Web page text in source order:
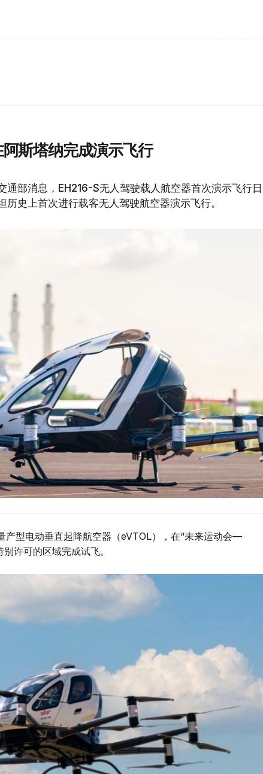
斯塔纳完成演示飞行
通部消息，EH216-S无人驾驶载人航空器首次演示飞行日
史上首次进行载客无人驾驶航空器演示飞行。
产型电动垂直起降航空器（eVTOL），在“未来运动会—
许可的区域完成试飞。